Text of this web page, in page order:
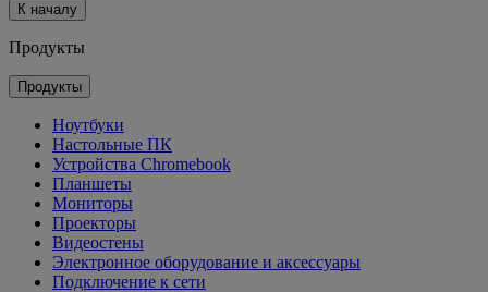
К началу
Продукты
Продукты
Ноутбуки
Настольные ПК
Устройства Chromebook
Планшеты
Мониторы
Проекторы
Видеостены
Электронное оборудование и аксессуары
Подключение к сети